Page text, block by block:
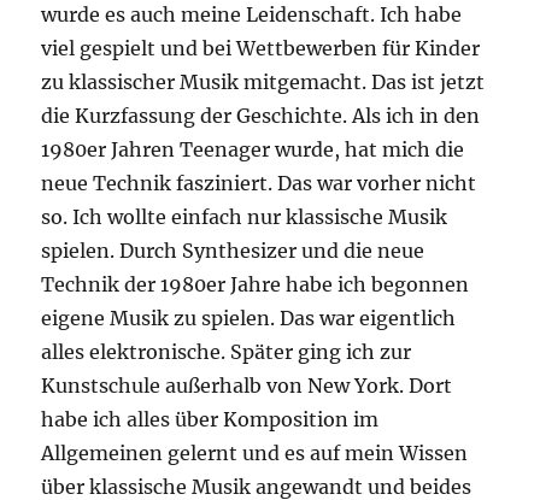
wurde es auch meine Leidenschaft. Ich habe
viel gespielt und bei Wettbewerben für Kinder
zu klassischer Musik mitgemacht. Das ist jetzt
die Kurzfassung der Geschichte. Als ich in den
1980er Jahren Teenager wurde, hat mich die
neue Technik fasziniert. Das war vorher nicht
so. Ich wollte einfach nur klassische Musik
spielen. Durch Synthesizer und die neue
Technik der 1980er Jahre habe ich begonnen
eigene Musik zu spielen. Das war eigentlich
alles elektronische. Später ging ich zur
Kunstschule außerhalb von New York. Dort
habe ich alles über Komposition im
Allgemeinen gelernt und es auf mein Wissen
über klassische Musik angewandt und beides